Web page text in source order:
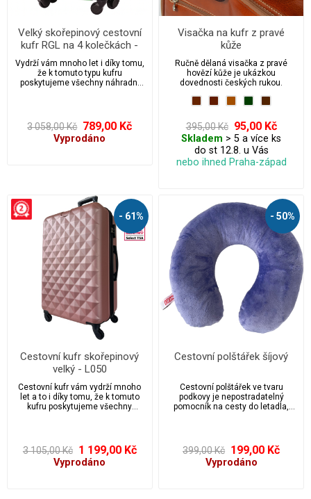
Velký skořepinový cestovní
kufr RGL na 4 kolečkách -
L910
Vydrží vám mnoho let i díky tomu,
že k tomuto typu kufru
poskytujeme všechny náhradní
3 058,00 Kč 789,00 Kč
Vyprodáno
Visačka na kufr z pravé
kůže
Ručně dělaná visačka z pravé
hovězí kůže je ukázkou
dovednosti českých rukou.
395,00 Kč 95,00 Kč
Skladem > 5 a více ks
do st 12.8. u Vás
nebo ihned Praha-západ
- 61%
Cestovní kufr skořepinový
velký - L050
Cestovní kufr vám vydrží mnoho
let a to i díky tomu, že k tomuto
kufru poskytujeme všechny
dovolenou nebo pracovní cestu.
3 105,00 Kč 1 199,00 Kč
Vyprodáno
- 50%
Cestovní polštářek šíjový
Cestovní polštářek ve tvaru
podkovy je nepostradatelný
pomocník na cesty do letadla,
399,00 Kč 199,00 Kč
Vyprodáno